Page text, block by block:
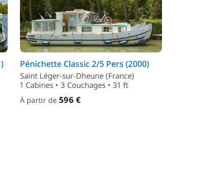
Pénichette Classic 2/5 Pers (2000)
Saint Léger-sur-Dheune (France)
1 Cabines • 3 Couchages • 31 ft
À partir de 596 €